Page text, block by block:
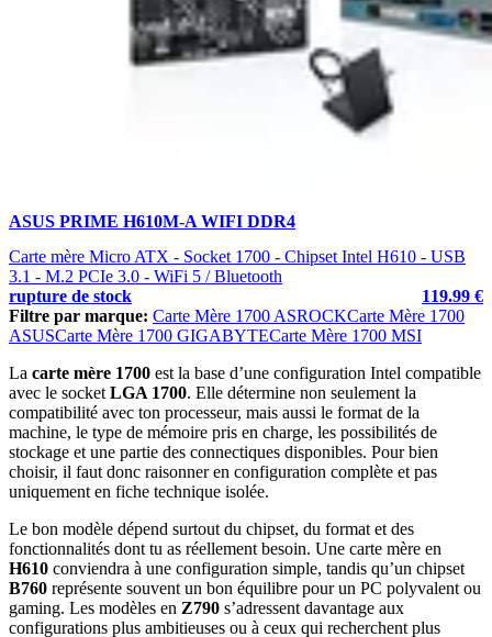
ASUS PRIME H610M-A WIFI DDR4
Carte mère Micro ATX - Socket 1700 - Chipset Intel H610 - USB
3.1 - M.2 PCIe 3.0 - WiFi 5 / Bluetooth
rupture de stock
119.99 €
Filtre par marque: Carte Mère 1700 ASROCKCarte Mère 1700
ASUSCarte Mère 1700 GIGABYTECarte Mère 1700 MSI
La carte mère 1700 est la base d’une configuration Intel compatible
avec le socket LGA 1700. Elle détermine non seulement la
compatibilité avec ton processeur, mais aussi le format de la
machine, le type de mémoire pris en charge, les possibilités de
stockage et une partie des connectiques disponibles. Pour bien
choisir, il faut donc raisonner en configuration complète et pas
uniquement en fiche technique isolée.
Le bon modèle dépend surtout du chipset, du format et des
fonctionnalités dont tu as réellement besoin. Une carte mère en
H610 conviendra à une configuration simple, tandis qu’un chipset
B760 représente souvent un bon équilibre pour un PC polyvalent ou
gaming. Les modèles en Z790 s’adressent davantage aux
configurations plus ambitieuses ou à ceux qui recherchent plus